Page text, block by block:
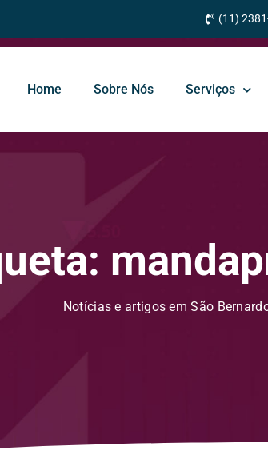
(11)
Home Sobre Nós Serviços
Notícias e artigos em São